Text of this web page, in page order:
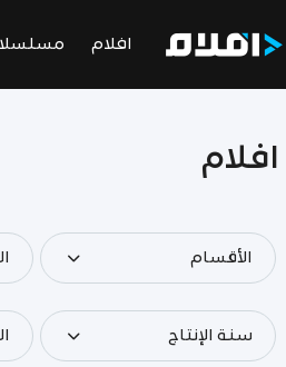
افلام
افلام
الأقسام
سنة الإنتاج